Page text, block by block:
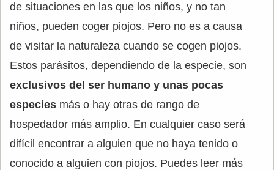
de situaciones en las que los niños, y no tan
niños, pueden coger piojos. Pero no es a causa
de visitar la naturaleza cuando se cogen piojos.
Estos parásitos, dependiendo de la especie, son
exclusivos del ser humano y unas pocas
especies más o hay otras de rango de
hospedador más amplio. En cualquier caso será
difícil encontrar a alguien que no haya tenido o
conocido a alguien con piojos. Puedes leer más